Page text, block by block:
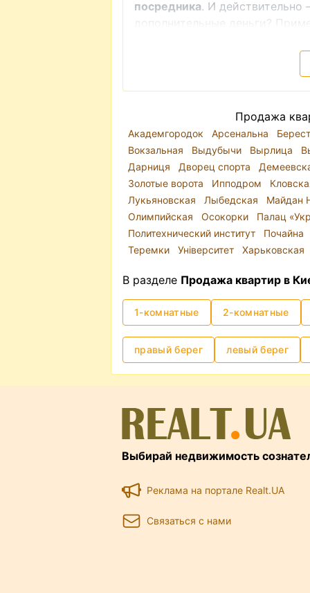
посредника. И действительно
дополнительные деньги?
найти квартиру, которая
предлагает владелец,
согласовать все нюансы с
нервным процессом.Продажа
Академгородок Арсенальна
Вокзальная
Выдубычи Вырлица
Дарниця
Дворец спорта
Золотые ворота
Ипподром
Лукьяновская
Лыбедская Майдан
Олимпийская
Осокорки Палац
Политехнический институт
Почайна
Теремки
Університет Харьковская
В разделе Продажа квартир в
1-комнатные 2-комнатные
правый берег левый берег
Выбирай недвижимость
Реклама на портале Realt.UA
Связаться с нами